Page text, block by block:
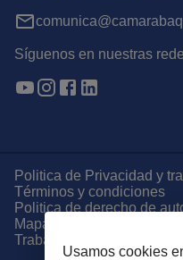
Síguenos en nuestras
Politica de Privacidad y
Términos y condiciones
Politica de derecho de
Mapa del Sitio
Trabaja con Nosotros
Usamos cookies